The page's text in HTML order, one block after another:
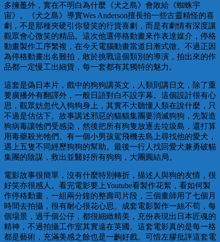
多擁躉外，實在不明白為什麼《犬之島》會敗給《蜘蛛宇
宙》。《犬之島》導實Wes Anderson擅長拍一些古靈精怪的喜
劇，不是那種夾硬引你發笑的行貨喜劇，而是有劇情有深度讓
觀眾會心微笑的精品。這次他選停格動畫來作表達媒介，停格
動畫製作工序繁複，在今天電腦動畫當道日漸式徵。不過正因
為停格動畫出名難拍，敢於挑戰這個類別的導演，拍出來的作
品都一定慢工出細貨，每一套都有其獨特的魅力。
這套是偽日本片，戲中的狗狗講英文，人類則講日文，除了重
要廣播外有翻譯外，一般日語對白不設字幕。這個設計很有心
思，觀眾妨忽代入狗狗身上，其實不大聽懂人類在說什麼，只
不過是估估下。故事講述邪惡的貓貓集團要消滅狗狗，先製造
狗病毒讓牠們受感染，然後把所有狗隻放逐去垃圾島，還打算
用毒藥殺光牠們。有一個小男孩駕飛機去島上尋找他的愛犬，
遇上五隻不同經歷狗狗的幫助。最後一行人找回愛犬兼勇破貓
集團的陰謀，救出並醫好所有狗狗，大團圓結局。
電影故事很簡單，沒有什麼特別轉折，描述人與狗的友情，很
好笑亦很感人。看完電影要上Youtube看製作花絮，看如何製
作停格動畫，一組兩分鐘的整壽司片段，三個畫師用了七個月
時間去拍攝，很有耐心很花心思。成套電影製作一絲不苟，每
個場景，過千個公仔，都很細緻精美，充份表現出日本匠魂的
精神，不過拍攝工作室其實遠在英國。這套電影真的是每一格
都是藝術，充滿美感之餘也是一齣好戲。可惜左膠批評這套電